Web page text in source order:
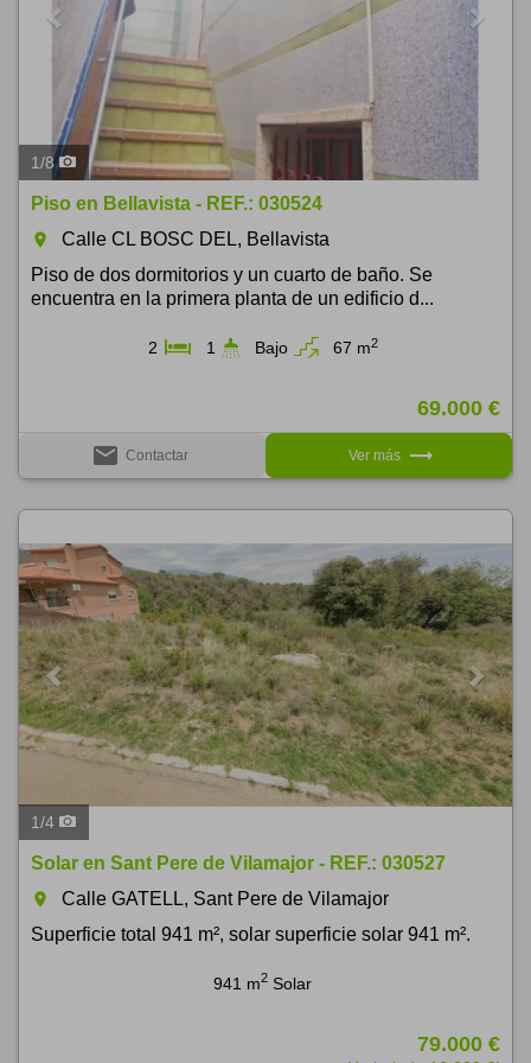
1/8
Piso en Bellavista - REF.: 030524
room
Calle CL BOSC DEL, Bellavista
Piso de dos dormitorios y un cuarto de baño. Se
encuentra en la primera planta de un edificio d...
2 1 Bajo 67 m2
69.000 €
email Contactar Ver más trending_flat
Next
1/4
Solar en Sant Pere de Vilamajor - REF.: 030527
room
Calle GATELL, Sant Pere de Vilamajor
Superficie total 941 m², solar superficie solar 941 m².
941 m2 Solar
79.000 €